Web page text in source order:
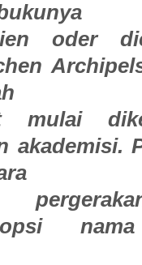
oder
mulai
akademisi.